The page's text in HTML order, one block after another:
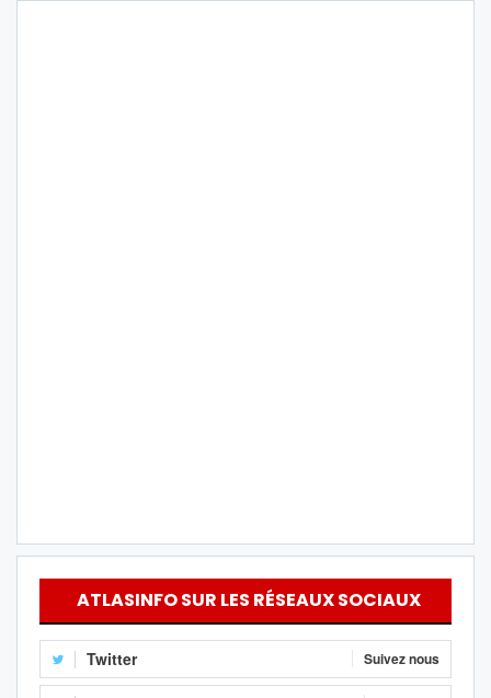
ATLASINFO SUR LES RÉSEAUX SOCIAUX
Twitter Suivez nous